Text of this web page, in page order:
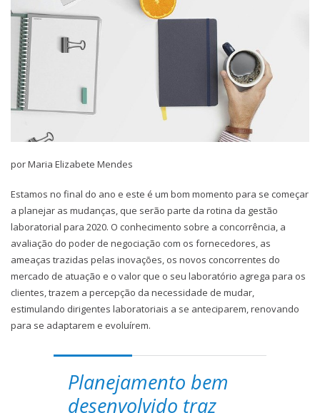
por Maria Elizabete Mendes
Estamos no final do ano e este é um bom momento para se começar
a planejar as mudanças, que serão parte da rotina da gestão
laboratorial para 2020. O conhecimento sobre a concorrência, a
avaliação do poder de negociação com os fornecedores, as
ameaças trazidas pelas inovações, os novos concorrentes do
mercado de atuação e o valor que o seu laboratório agrega para os
clientes, trazem a percepção da necessidade de mudar,
estimulando dirigentes laboratoriais a se anteciparem, renovando
para se adaptarem e evoluírem.
Planejamento bem
desenvolvido traz